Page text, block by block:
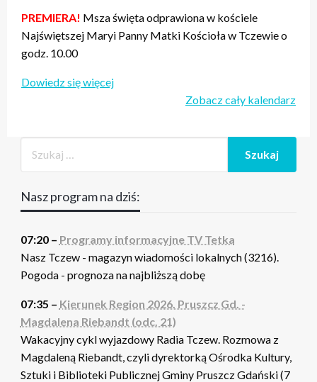
PREMIERA! Msza święta odprawiona w kościele
Najświętszej Maryi Panny Matki Kościoła w Tczewie o
godz. 10.00
Dowiedz się więcej
Zobacz cały kalendarz
Nasz program na dziś:
07:20 – Programy informacyjne TV Tetka
Nasz Tczew - magazyn wiadomości lokalnych (3216).
Pogoda - prognoza na najbliższą dobę
07:35 – Kierunek Region 2026. Pruszcz Gd. -
Magdalena Riebandt (odc. 21)
Wakacyjny cykl wyjazdowy Radia Tczew. Rozmowa z
Magdaleną Riebandt, czyli dyrektorką Ośrodka Kultury,
Sztuki i Biblioteki Publicznej Gminy Pruszcz Gdański (7